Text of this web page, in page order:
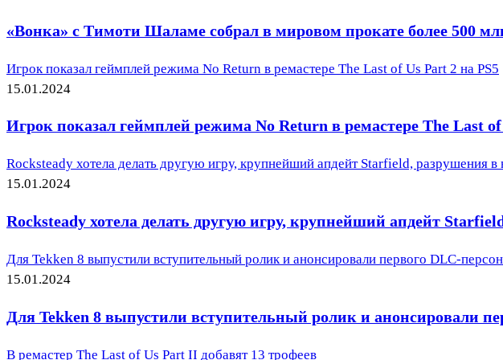
«Вонка» с Тимоти Шаламе собрал в мировом прокате более 500
Игрок показал геймплей режима No Return в ремастере The Last of Us Part 2 на PS5
15.01.2024
Игрок показал геймплей режима No Return в ремастере The Last
Rocksteady хотела делать другую игру, крупнейший апдейт Starfield, разрушения
15.01.2024
Rocksteady хотела делать другую игру, крупнейший апдейт
Для Tekken 8 выпустили вступительный ролик и анонсировали первого DLC-
15.01.2024
Для Tekken 8 выпустили вступительный ролик и анонсировали
В ремастер The Last of Us Part II добавят 13 трофеев